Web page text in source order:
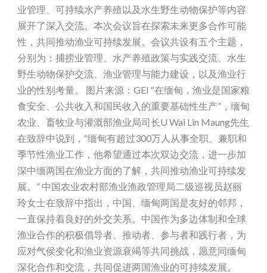
业管理、可持续水产养殖以及水生野生动物保护等内容
展开了深入交流。本次会议旨在探索未来更多合作可能
性，共同推动渔业可持续发展。会议共设有五个主题，
分别为：捕捞业管理、水产养殖政策与实践交流、水生
野生动物保护交流、渔业管理与能力建设，以及渔业行
业的性别考量。 图片来源：GEI “在缅甸，渔业是国家粮
食安全、公共收入和国民收入的重要基础性生产”，缅甸
农业、畜牧业与灌溉部渔业局司长U Wai Lin Maung先生
在致辞中说到，“缅甸有超过300万人从事全职、兼职和
季节性渔业工作，他希望通过本次双边交流，进一步加
深中缅两国在渔业方面的了解，共同推动渔业可持续发
展。” 中国农业农村部渔业渔政管理局二级巡视员赵丽
玲女士在致辞中指出，中国、缅甸两国是友好的邻邦，
一直保持着良好的外交关系。中国作为多边体制和全球
渔业合作的积极倡导者、推动者、参与者和践行者，为
应对气侯变化和渔业资源衰竭等共同挑战，愿意同缅甸
深化合作和交流，共同促进两国渔业的可持续发展。